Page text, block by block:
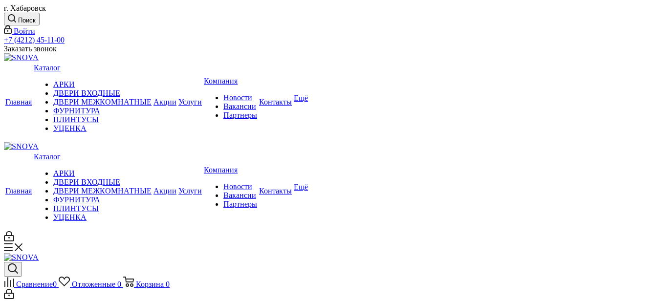
г. Хабаровск
Поиск
Войти
+7 (4212) 45-11-00
Заказать звонок
Главная
Каталог
АРКИ
ДВЕРИ ВХОДНЫЕ
ДВЕРИ МЕЖКОМНАТНЫЕ
ФУРНИТУРА
ПЛИНТУСЫ
УЦЕНКА
Акции Услуги
Компания
Новости
Вакансии
Партнеры
Контакты Ещё
Главная
Каталог
АРКИ
ДВЕРИ ВХОДНЫЕ
ДВЕРИ МЕЖКОМНАТНЫЕ
ФУРНИТУРА
ПЛИНТУСЫ
УЦЕНКА
Акции Услуги
Компания
Новости
Вакансии
Партнеры
Контакты Ещё
Сравнение0 Отложенные 0 Корзина 0